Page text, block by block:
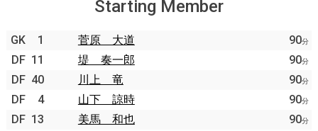
Starting Member
GK 1 菅原 大道 90分
DF 11 堤 奏一郎 90分
DF 40 川上 竜 90分
DF 4 山下 諒時 90分
DF 13 美馬 和也 90分